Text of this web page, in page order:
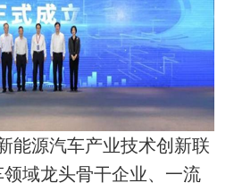
源汽车产业技术创新联
域龙头骨干企业、一流